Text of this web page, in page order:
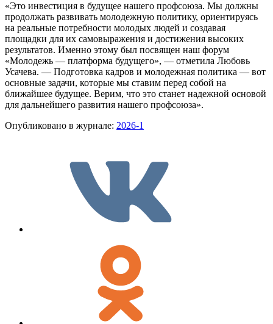
«Это инвестиция в будущее нашего профсоюза. Мы должны
продолжать развивать молодежную политику, ориентируясь
на реальные потребности молодых людей и создавая
площадки для их самовыражения и достижения высоких
результатов. Именно этому был посвящен наш форум
«Молодежь — платформа будущего», — отметила Любовь
Усачева. — Подготовка кадров и молодежная политика — вот
основные задачи, которые мы ставим перед собой на
ближайшее будущее. Верим, что это станет надежной основой
для дальнейшего развития нашего профсоюза».
Опубликовано в журнале: 2026-1